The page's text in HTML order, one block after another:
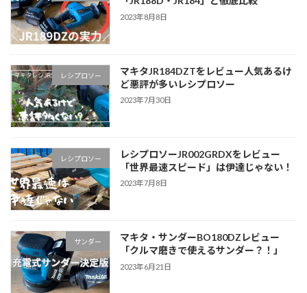
2023年8月8日
レシプロソー
マキタJR184DZTをレビュー人気あるけ
ど悪評が多いレシプロソー
2023年7月30日
レシプロソー
レシプロソーJR002GRDXをレビュー
「世界最速スピード」は伊達じゃない！
2023年7月8日
サンダー
マキタ・サンダーBO180DZレビュー
「クルマ磨きで使えるサンダー？！」
2023年6月21日